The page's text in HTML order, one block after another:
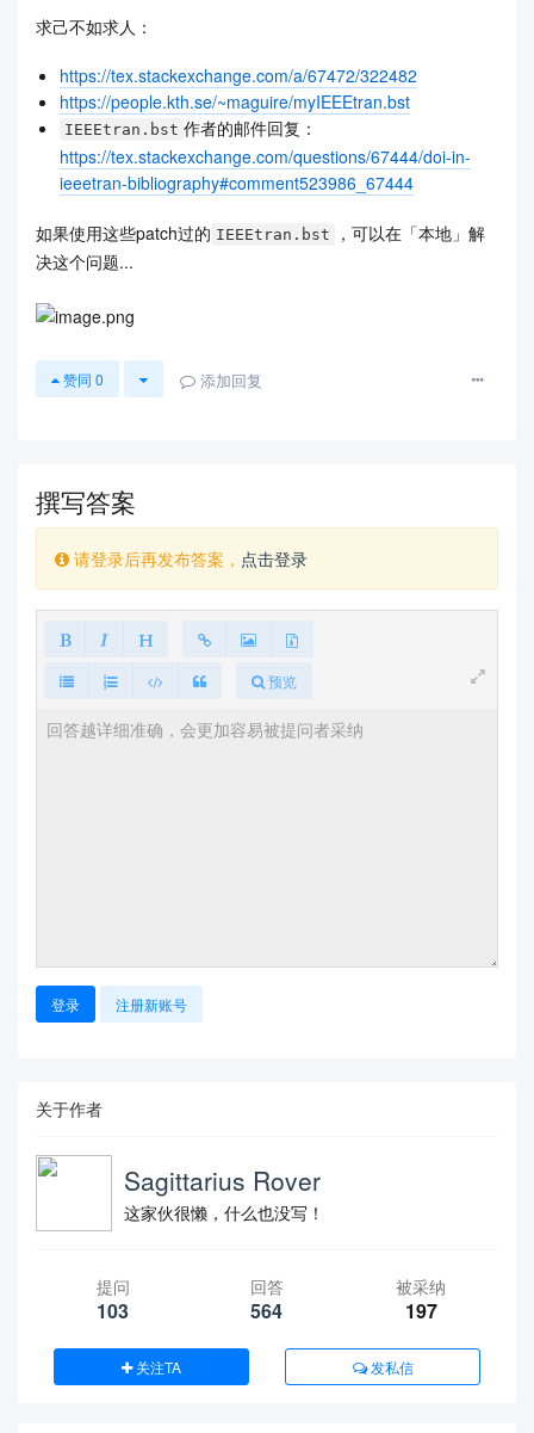
Hello world\cite{mahon2017sg} ahahahha\cite{lee20
\bibliography{refs}
\end{document}
这将得到：
但现在编辑要求
当前的模板和
.bib
是什么？
需要指出的是，在上述链接里使用的模板根本没有考虑「DOI」
的问题，但是编辑却要你考虑。
这本身就是个非常不合理的要求！！！
不是（不能、也不应该）让所有的投稿
者都是「bibtex」砖家（至少我不是）
求己不如求人：
https://tex.stackexchange.com/a/67472/322482
https://people.kth.se/~maguire/myIEEEtran.bst
IEEEtran.bst 作者的邮件回复：
https://tex.stackexchange.com/questions/67444/doi-in-
ieeetran-bibliography#comment523986_67444
如果使用这些patch过的 IEEEtran.bst
，可以在「本地」解
决这个问题...
赞同 0 添加回复
撰写答案
请登录后再发布答案， 点击登录
预览
登录 注册新账号
关于作者
Sagittarius Rover
这家伙很懒，什么也没写！
提问
103
回答
564
被采纳
197
关注TA 发私信